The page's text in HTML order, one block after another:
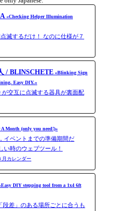
«Checking Helper Illumination
滅するだけ！ なのに仕様が７
/ BLINSCHETE «Blinking Sign
Easy DIY.»
交互に点滅する器具が裏面配
A Month (only you need!)»
イベントまでの準備期間だ
時のウェブツール！
月カレンダー
DIY stepping tool from a 1x4 6ft
段差」のある場所ごとに合うも